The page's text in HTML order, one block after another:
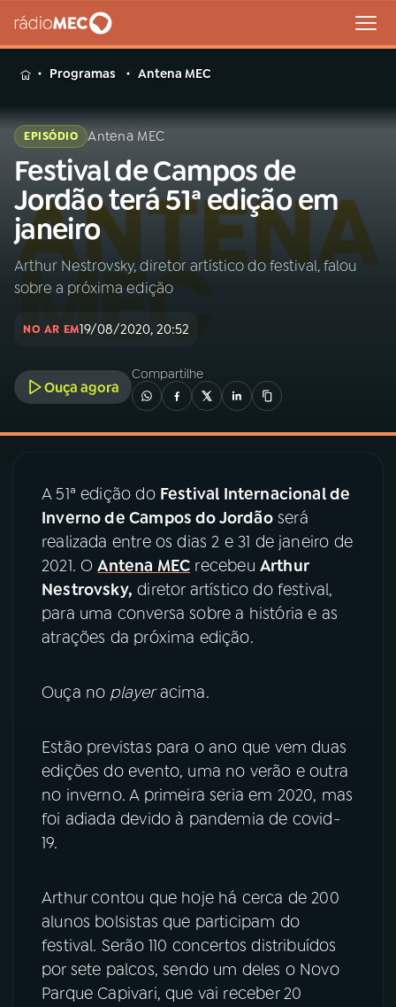
MENU
Buscar
na
Rádio
MEC
Buscar
Início AO VIVO
INÍCIO
A RÁDIO
03PROGRAMAÇÃO
04PROGRAMAS
PODCASTS
06VIDEOCASTS
ACOMPANHE A RÁDIO MEC
TikTok
Programas Antena MEC
EPISÓDIO Antena MEC
Festival de Campos de
Jordão terá 51ª edição em
janeiro
Arthur Nestrovsky, diretor artístico do festival, falou
sobre a próxima edição
NO AR EM19/08/2020, 20:52
Ouça agora
Compartilhe
A 51ª edição do Festival Internacional de
Inverno de Campos do Jordãoserá
realizada entre os dias 2 e 31 de janeiro de
2021. OAntena MEC recebeu Arthur
Nestrovsky, diretor artístico do festival,
para uma conversa sobre a história e as
atrações da próxima edição.
Ouça no playeracima.
Estão previstas para o ano que vem duas
edições do evento, uma no verão e outra
no inverno. A primeira seria em 2020, mas
foi adiada devido à pandemia de covid-
19.
Arthur contou que hoje há cerca de 200
alunos bolsistas que participam do
festival. Serão 110 concertos distribuídos
por sete palcos, sendo um deles o Novo
Parque Capivari, que vai receber 20